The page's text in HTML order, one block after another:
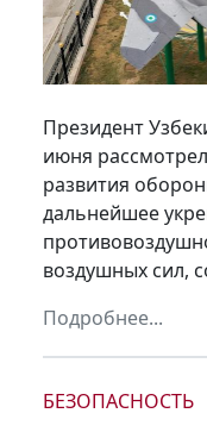
Президент
июня
развития
дальнейшее
воздушных сил,
Подробнее...
БЕЗОПАСНОСТЬ